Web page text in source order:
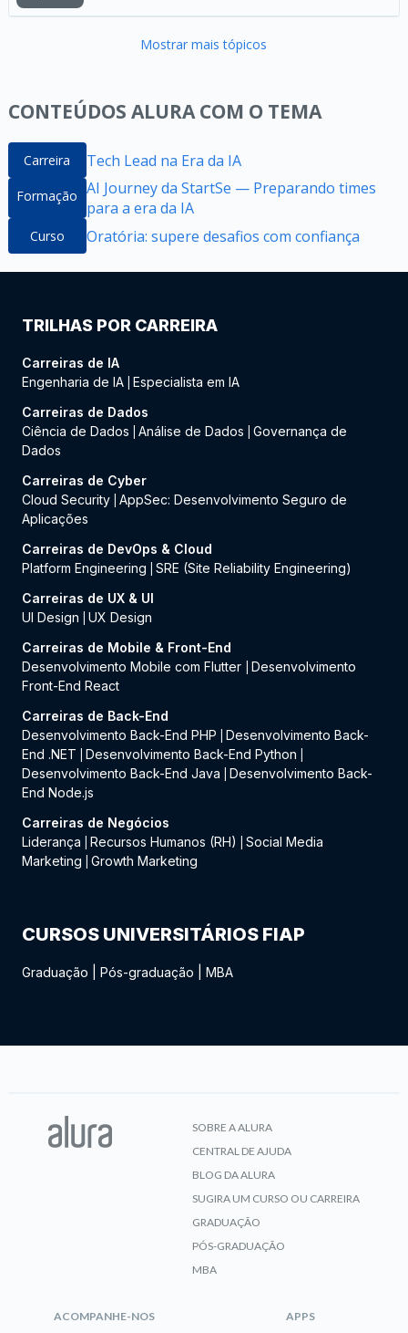
Mostrar mais tópicos
CONTEÚDOS ALURA COM O TEMA
Carreira Tech Lead na Era da IA
Formação AI Journey da StartSe — Preparando times
para a era da IA
Curso Oratória: supere desafios com confiança
TRILHAS POR CARREIRA
Carreiras de IA
Engenharia de IA Especialista em IA
Carreiras de Dados
Ciência de Dados
Análise de Dados
Governança de
Dados
Carreiras de Cyber
Cloud Security AppSec: Desenvolvimento Seguro de
Aplicações
Carreiras de DevOps & Cloud
Platform Engineering
SRE (Site Reliability Engineering)
Carreiras de UX & UI
UI Design
UX Design
Carreiras de Mobile & Front-End
Desenvolvimento Mobile com Flutter
Desenvolvimento
Front-End React
Carreiras de Back-End
Desenvolvimento Back-End PHP
Desenvolvimento Back-
End .NET
Desenvolvimento Back-End Python
Desenvolvimento Back-End Java
Desenvolvimento Back-
End Node.js
Carreiras de Negócios
Liderança
Recursos Humanos (RH)
Social Media
Marketing
Growth Marketing
CURSOS UNIVERSITÁRIOS FIAP
Graduação Pós-graduação MBA
SOBRE A ALURA
CENTRAL DE AJUDA
BLOG DA ALURA
SUGIRA UM CURSO OU CARREIRA
GRADUAÇÃO
PÓS-GRADUAÇÃO
MBA
ACOMPANHE-NOS APPS